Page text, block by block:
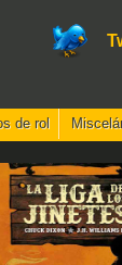
de rol